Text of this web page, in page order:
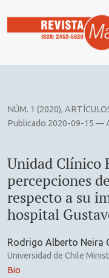
NÚM. 1 (2020),
Unidad Clínico
percepciones
respecto a su
hospital
Publicado 2020-09-15 —
Rodrigo Alberto Neira
Universidad de Chile
Bio